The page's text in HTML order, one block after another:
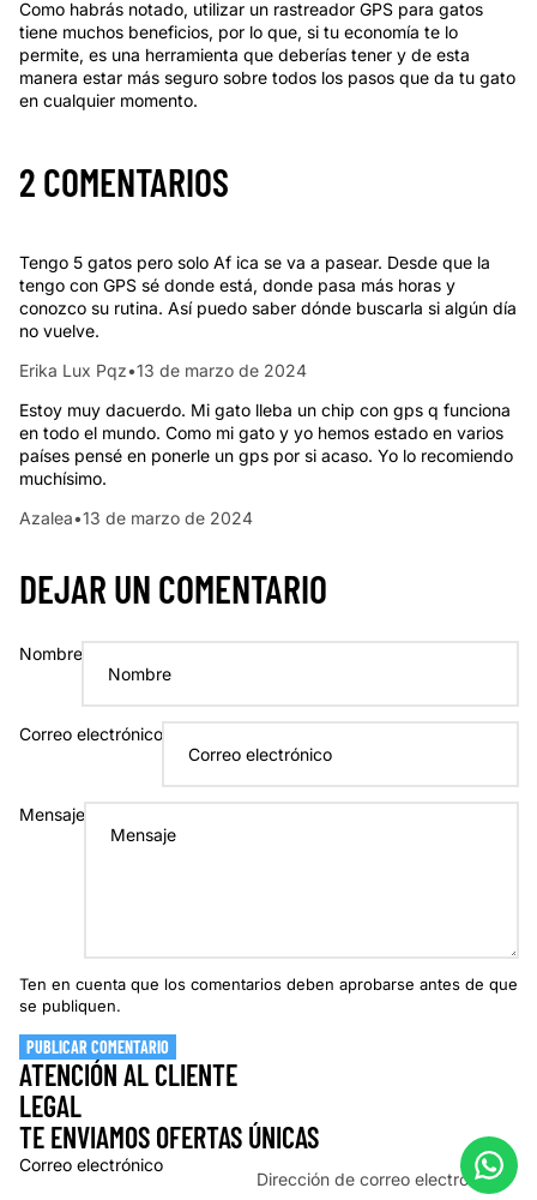
Como habrás notado, utilizar un rastreador GPS para gatos
tiene muchos beneficios, por lo que, si tu economía te lo
permite, es una herramienta que deberías tener y de esta
manera estar más seguro sobre todos los pasos que da tu gato
en cualquier momento.
2 COMENTARIOS
Tengo 5 gatos pero solo Af ica se va a pasear. Desde que la
tengo con GPS sé donde está, donde pasa más horas y
conozco su rutina. Así puedo saber dónde buscarla si algún día
no vuelve.
Erika Lux Pqz•13 de marzo de 2024
Estoy muy dacuerdo. Mi gato lleba un chip con gps q funciona
en todo el mundo. Como mi gato y yo hemos estado en varios
países pensé en ponerle un gps por si acaso. Yo lo recomiendo
muchísimo.
Azalea•13 de marzo de 2024
DEJAR UN COMENTARIO
Nombre
Correo electrónico
Mensaje
Ten en cuenta que los comentarios deben aprobarse antes de que
se publiquen.
PUBLICAR COMENTARIO
ATENCIÓN AL CLIENTE
LEGAL
TE ENVIAMOS OFERTAS ÚNICAS
Correo electrónico